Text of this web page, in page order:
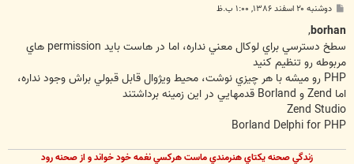
پ
ت
دوشنبه ۲۰ اسفند ۱۳۸۶, ۱:۰۰ ب.ظ
borhan
,
سطخ دسترسي براي لوکال معني نداره، اما در هاست بايد permission هاي
مربوطه رو تنظيم کنيد
PHP رو ميشه با هر چيزي نوشت، محيط ويژوال قابل قبولي براش وجود نداره،
اما Zend و Borland قدمهايي در اين زمينه برداشتند
Zend Studio
Borland Delphi for PHP
زندگي صحنه يکتاي هنرمندي ماست هرکسي نغمه خود خواند و از صحنه رود